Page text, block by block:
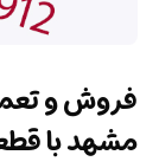
فروش و
مشهد با